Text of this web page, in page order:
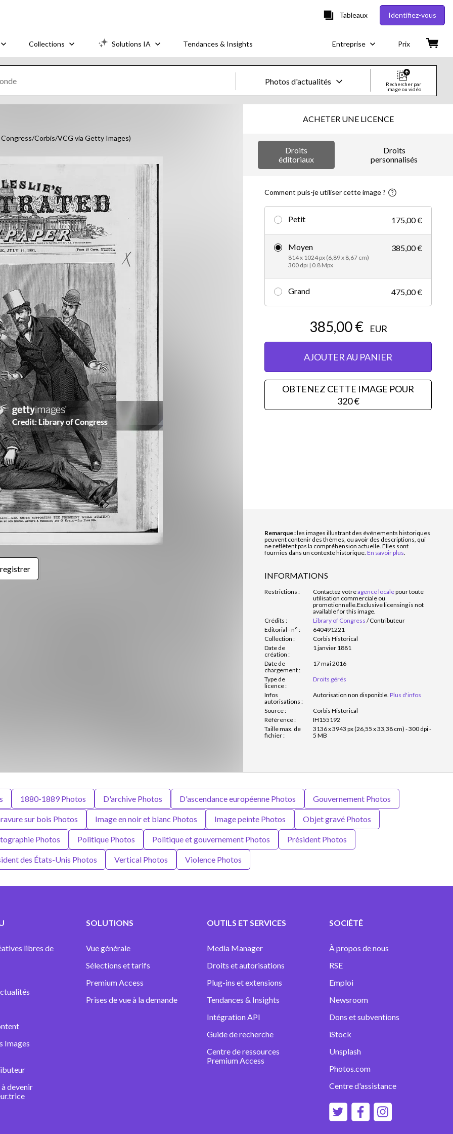
Tableaux Identifiez-vous
Collections Solutions IA Tendances & Insights Entreprise Prix
Photos d'actualités
Images
Images créatives
Vidéos
Vidéos créatives
Rechercher par
image ou vidéo
Corbis/VCG via Getty Images)
ACHETER UNE LICENCE
Droits
éditoriaux
Droits
personnalisés
Comment puis-je utiliser cette image ?
Petit 175,00 €
Moyen
814 x 1024 px (6,89 x 8,67 cm)
300 dpi | 0.8 Mpx
385,00 €
Grand 475,00 €
385,00 € EUR
AJOUTER AU PANIER
OBTENEZ CETTE IMAGE POUR
320 €
Remarque :les images illustrant des événements historiques
peuvent contenir des thèmes, ou avoir des descriptions, qui
ne reflètent pas la compréhension actuelle. Elles sont
fournies dans un contexte historique. En savoir plus.
INFORMATIONS
Restrictions : Contactez votreagence localepour toute
utilisation commerciale ou
promotionnelle.Exclusive licensing is not
available for this image.
Crédits :
Library of Congress /Contributeur
Editorial - n° :
640491221
Collection :
Corbis Historical
Date de
création :
1 janvier 1881
Date de
chargement :
17 mai 2016
Type de
licence :
Droits gérés
Infos
autorisations :
Autorisation non disponible. Plus d'infos
Source :
Corbis Historical
Référence :
IH155192
Taille max. de
fichier :
3136 x 3943 px (26,55 x 33,38 cm) - 300 dpi -
5 MB
1880-1889 Photos D'archive Photos D'ascendance européenne Photos Gouvernement Photos
sur bois Photos Image en noir et blanc Photos Image peinte Photos Objet gravé Photos
Photos Politique Photos Politique et gouvernement Photos Président Photos
des États-Unis Photos Vertical Photos Violence Photos
libres de
Images
devenir
SOLUTIONS
Vue générale
Sélections et tarifs
Premium Access
Prises de vue à la demande
OUTILS ET SERVICES
Media Manager
Droits et autorisations
Plug-ins et extensions
Tendances & Insights
Intégration API
Guide de recherche
Centre de ressources
Premium Access
SOCIÉTÉ
À propos de nous
RSE
Emploi
Newsroom
Dons et subventions
iStock
Unsplash
Photos.com
Centre d'assistance